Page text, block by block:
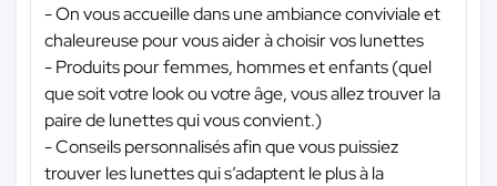
- On vous accueille dans une ambiance conviviale et
chaleureuse pour vous aider à choisir vos lunettes
- Produits pour femmes, hommes et enfants (quel
que soit votre look ou votre âge, vous allez trouver la
paire de lunettes qui vous convient.)
- Conseils personnalisés afin que vous puissiez
trouver les lunettes qui s’adaptent le plus à la